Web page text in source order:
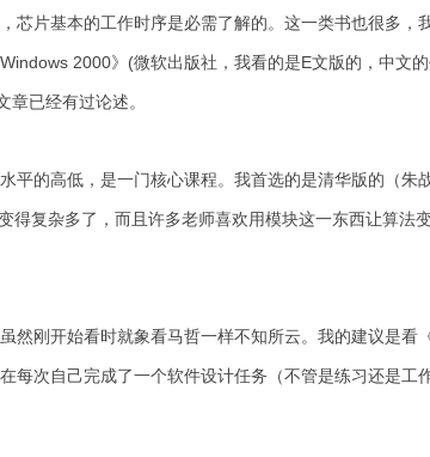
芯片基本的工作时序是必需了解的。这一类书也很多，
2000》(微软出版社，我看的是E文版的，中文
章已经有过论述。
平的高低，是一门核心课程。我首选的是清华版的（朱
得复杂多了，而且许多老师喜欢用模块这一东西让算法
然刚开始看时就象看马哲一样不知所云。我的建议是看
每次自己完成了一个软件设计任务（不管是练习还是工